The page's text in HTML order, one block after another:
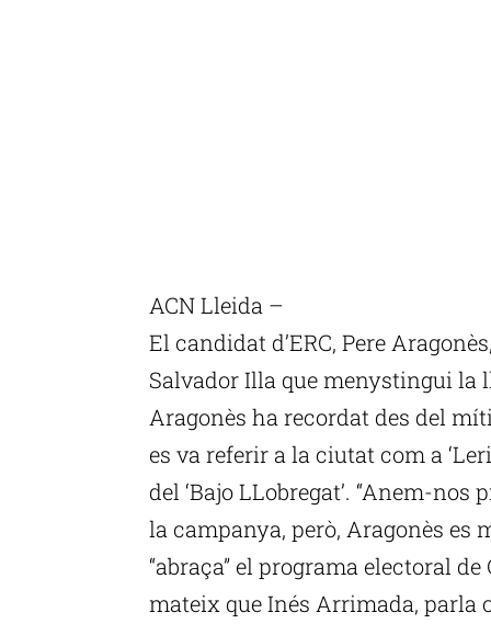
ACN Lleida –
El candidat d’ERC, Pere
Salvador Illa que menystingui la
Aragonès ha recordat des del
es va referir a la ciutat com a
del ‘Bajo LLobregat’. “Anem-
la campanya, però, Aragonès es
“abraça” el programa electoral
mateix que Inés Arrimada, parla